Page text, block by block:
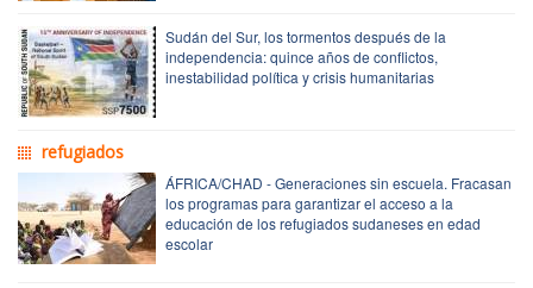
Sudán del Sur, los tormentos después de la
independencia: quince años de conflictos,
inestabilidad política y crisis humanitarias
refugiados
ÁFRICA/CHAD - Generaciones sin escuela. Fracasan
los programas para garantizar el acceso a la
educación de los refugiados sudaneses en edad
escolar